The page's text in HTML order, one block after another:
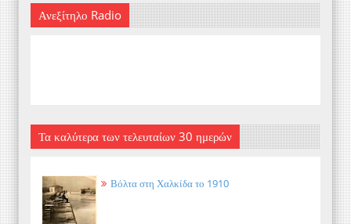
Ανεξίτηλο Radio
Τα καλύτερα των τελευταίων 30 ημερών
Βόλτα στη Χαλκίδα το 1910